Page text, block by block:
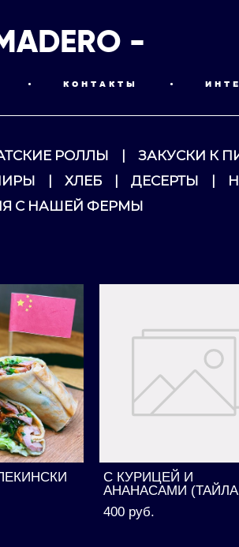
-
• КОНТАКТЫ •
РОЛЛЫ ЗАКУСКИ К
ХЛЕБ ДЕСЕРТЫ
С НАШЕЙ ФЕРМЫ
С КУРИЦЕЙ И
АНАНАСАМИ
400 pуб.